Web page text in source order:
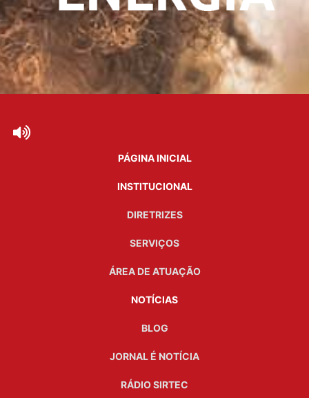
PÁGINA INICIAL
INSTITUCIONAL
DIRETRIZES
SERVIÇOS
ÁREA DE ATUAÇÃO
NOTÍCIAS
BLOG
JORNAL É NOTÍCIA
RÁDIO SIRTEC